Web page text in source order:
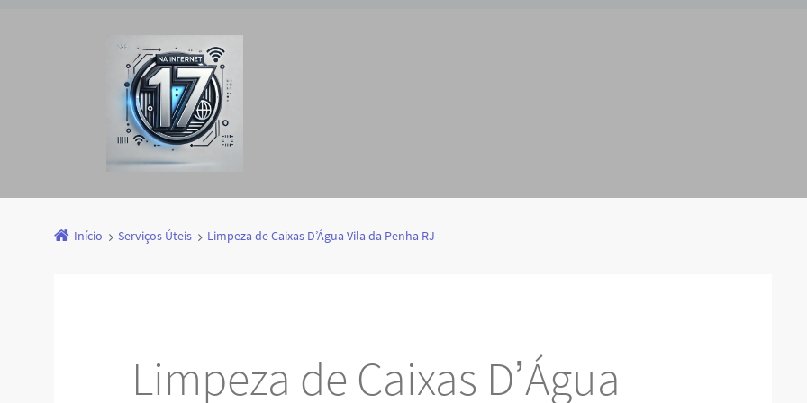
Início Serviços Úteis Limpeza de Caixas D’Água Vila da Penha RJ
Limpeza de Caixas D’Água